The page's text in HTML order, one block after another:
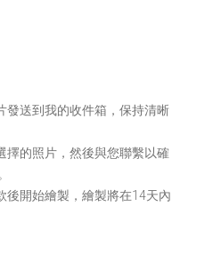
發送到我的收件箱，保持清晰
擇的照片，然後與您聯繫以確
後開始繪製，繪製將在14天內